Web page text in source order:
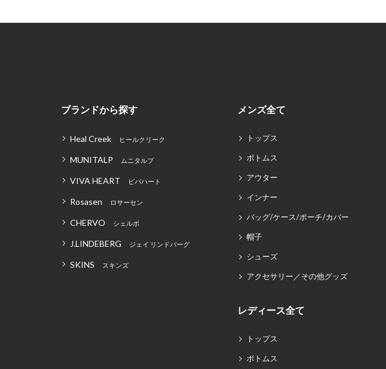
ブランドから探す
Heal Creek ヒールクリーク
MUNITALP ムニタルプ
VIVA HEART ビバハート
Rosasen ロサーセン
CHERVO シェルボ
J.LINDEBERG ジェイ リンドバーグ
SKINS スキンズ
メンズ全て
トップス
ボトムス
アウター
インナー
バッグ/ケース/ポーチ/カバー
帽子
シューズ
アクセサリー／その他グッズ
レディース全て
トップス
ボトムス